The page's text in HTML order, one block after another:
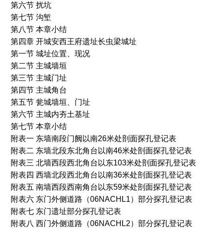
第六节 扰坑
第七节 沟堑
第八节 本章小结
第四章 开城安西王府遗址长虫梁城址
第一节 城址位置、现况
第二节 主城墙垣
第三节 主城门址
第四节 主城角台
第五节 瓮城墙垣、门址
第六节 主城内夯土基址
第七节 本章小结
附表一 东墙南段门阙以南26米处剖面探孔登记表
附表二 东墙北段东北角台以南46米处剖面探孔登记表
附表三 北墙西段西北角台以东103米处剖面探孔登记表
附表四 西墙北段西北角台以南36米处剖面探孔登记表
附表五 南墙西段西南角台以东59米处剖面探孔登记表
附表六 东门外侧道路（06NACHL1）部分探孔登记表
附表七 东门遗址部分探孔登记表
附表八 西门外侧道路（06NACHL2）部分探孔登记表